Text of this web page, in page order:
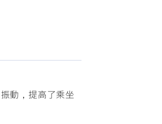
FZ-X
動，提高了乘坐